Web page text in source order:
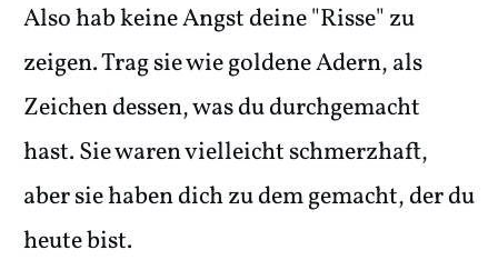
Also hab keine Angst deine "Risse" zu
zeigen. Trag sie wie goldene Adern, als
Zeichen dessen, was du durchgemacht
hast. Sie waren vielleicht schmerzhaft,
aber sie haben dich zu dem gemacht, der du
heute bist.